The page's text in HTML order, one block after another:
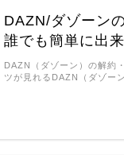
DAZN/ダゾーン
誰でも簡単に出来
DAZN（ダゾーン）の解約
ツが見れるDAZN（ダゾー